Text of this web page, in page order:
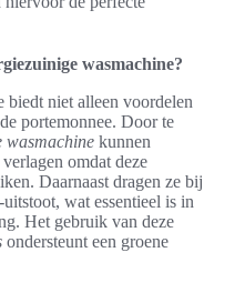
wasmachine?
biedt niet alleen voordelen
portemonnee. Door te
wasmachine kunnen
omdat deze
Daarnaast dragen ze bij
wat essentieel is in
Het gebruik van deze
ondersteunt een groene